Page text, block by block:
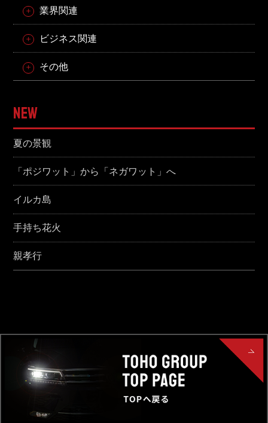
業界関連
ビジネス関連
その他
NEW
夏の景観
「ポジワット」から「ネガワット」へ
イルカ島
手持ち花火
親孝行